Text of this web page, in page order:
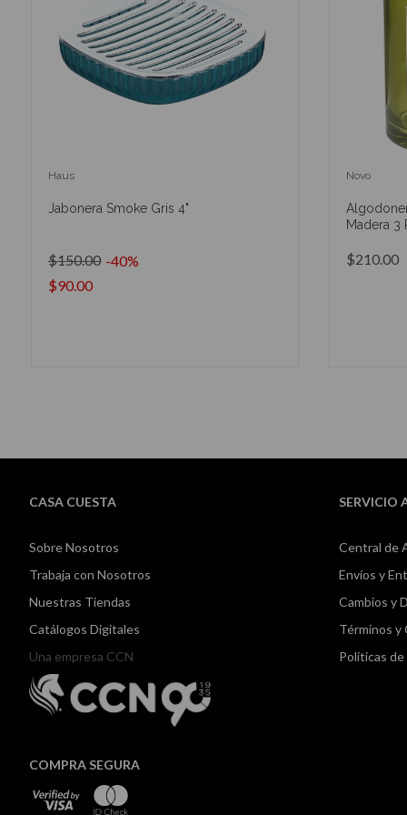
Haus
Jabonera Smoke Gris 4"
$90.00
$150.00 -40%
Novo
Madera 3
$210.00
CASA CUESTA
Sobre Nosotros
Trabaja con Nosotros
Nuestras Tiendas
Catálogos Digitales
Una empresa CCN
COMPRA SEGURA
SERVICIO
Central de
Envíos y
Cambios y
Términos y
Políticas